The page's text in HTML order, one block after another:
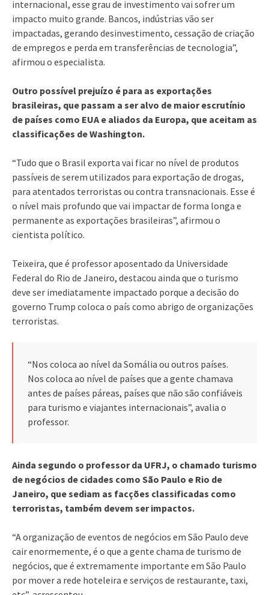
internacional, esse grau de investimento vai sofrer um
impacto muito grande. Bancos, indústrias vão ser
impactadas, gerando desinvestimento, cessação de criação
de empregos e perda em transferências de tecnologia”,
afirmou o especialista.
Outro possível prejuízo é para as exportações
brasileiras, que passam a ser alvo de maior escrutínio
de países como EUA e aliados da Europa, que aceitam as
classificações de Washington.
“Tudo que o Brasil exporta vai ficar no nível de produtos
passíveis de serem utilizados para exportação de drogas,
para atentados terroristas ou contra transnacionais. Esse é
o nível mais profundo que vai impactar de forma longa e
permanente as exportações brasileiras”, afirmou o
cientista político.
Teixeira, que é professor aposentado da Universidade
Federal do Rio de Janeiro, destacou ainda que o turismo
deve ser imediatamente impactado porque a decisão do
governo Trump coloca o país como abrigo de organizações
terroristas.
“Nos coloca ao nível da Somália ou outros países.
Nos coloca ao nível de países que a gente chamava
antes de países páreas, países que não são confiáveis
para turismo e viajantes internacionais”, avalia o
professor.
Ainda segundo o professor da UFRJ, o chamado turismo
de negócios de cidades como São Paulo e Rio de
Janeiro, que sediam as facções classificadas como
terroristas, também devem ser impactos.
“A organização de eventos de negócios em São Paulo deve
cair enormemente, é o que a gente chama de turismo de
negócios, que é extremamente importante em São Paulo
por mover a rede hoteleira e serviços de restaurante, taxi,